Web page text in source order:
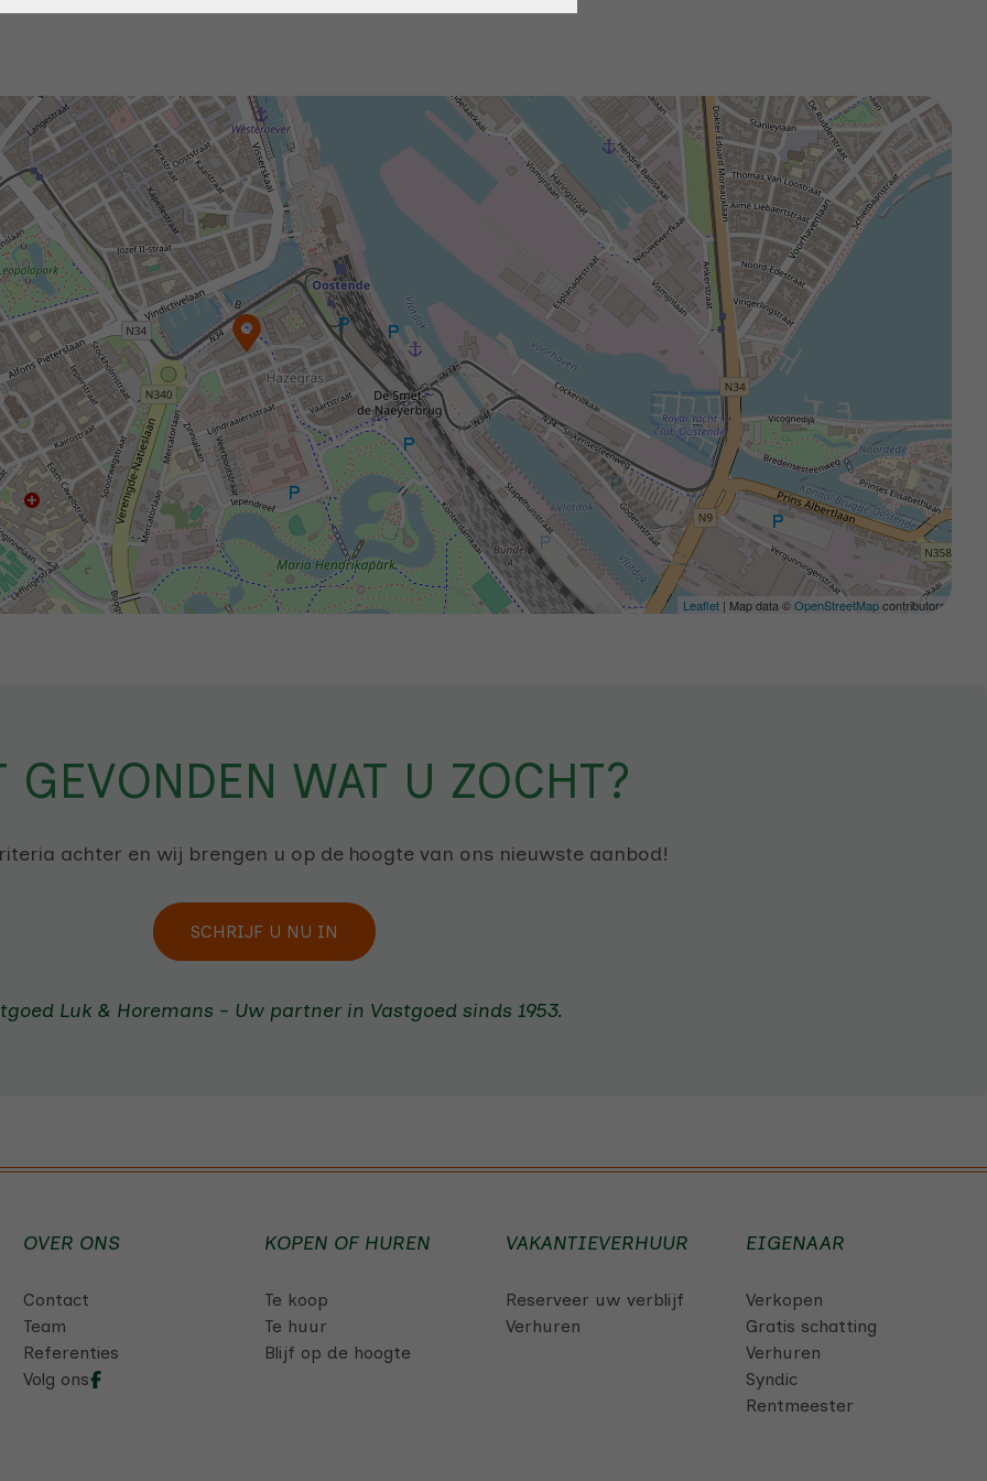
Leaflet | Map data ©OpenStreetMapcontributors
GEVONDEN WAT U ZOCHT?
achter en wij brengen u op de hoogte van ons nieuwste aanbod!
SCHRIJF U NU IN
Luk & Horemans - Uw partner in Vastgoed sinds 1953.
OVER ONS
Contact
Team
Referenties
Volg ons
KOPEN OF HUREN
Te koop
Te huur
Blijf op de hoogte
VAKANTIEVERHUUR
Reserveer uw verblijf
Verhuren
EIGENAAR
Verkopen
Gratis schatting
Verhuren
Syndic
Rentmeester